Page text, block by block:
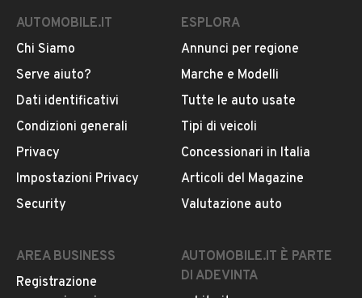
AUTOMOBILE.IT
Chi Siamo
Serve aiuto?
Dati identificativi
Condizioni generali
Privacy
Impostazioni Privacy
Security
ESPLORA
Annunci per regione
Marche e Modelli
Tutte le auto usate
Tipi di veicoli
Concessionari in Italia
Articoli del Magazine
Valutazione auto
AREA BUSINESS
Registrazione
AUTOMOBILE.IT È PARTE
DI ADEVINTA